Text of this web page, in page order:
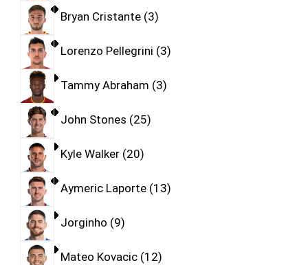
Bryan Cristante 3
Lorenzo Pellegrini 3
Tammy Abraham 3
John Stones 25
Kyle Walker 20
Aymeric Laporte 13
Jorginho 9
Mateo Kovacic 12